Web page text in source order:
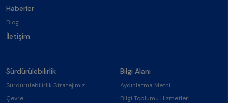
Haberler
Blog
İletişim
Sürdürülebilirlik
Sürdürülebilirlik Stratejimiz
Çevre
Bilgi Alanı
Aydınlatma Metni
Bilgi Toplumu Hizmetleri